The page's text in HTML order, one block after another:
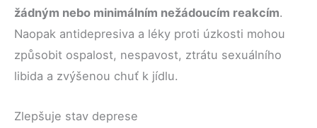
žádným nebo minimálním nežádoucím reakcím.
Naopak antidepresiva a léky proti úzkosti mohou
způsobit ospalost, nespavost, ztrátu sexuálního
libida a zvýšenou chuť k jídlu.
Zlepšuje stav deprese